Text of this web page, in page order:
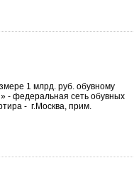
1 млрд. руб. обувному
- федеральная сеть обувных
- г.Москва, прим.